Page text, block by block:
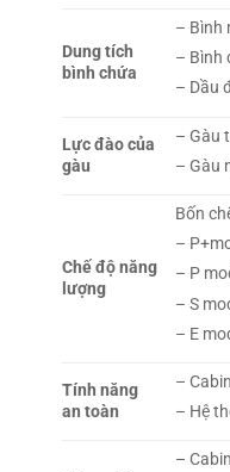
Dung tích
bình chứa
– Bình
– Bình
– Dầu
Lực đào của
gàu
– Gàu
– Gàu
Chế độ năng
lượng
Bốn
–
– P
– S
– E
Tính năng
an toàn
–
– Hệ
–